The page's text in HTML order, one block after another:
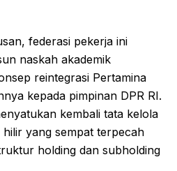
federasi pekerja ini
naskah akademik
reintegrasi Pertamina
kepada pimpinan DPR RI.
kembali tata kelola
yang sempat terpecah
holding dan subholding